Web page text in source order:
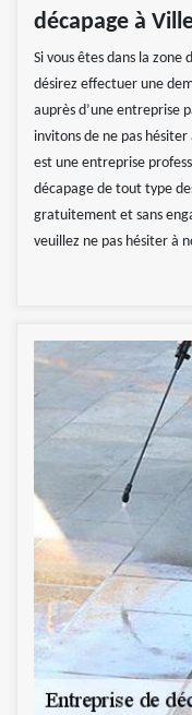
décapage à
Si vous êtes dans la zone
désirez effectuer une
auprès d’une entreprise
invitons de ne pas
est une entreprise
décapage de tout type
gratuitement et sans
veuillez ne pas hésiter à